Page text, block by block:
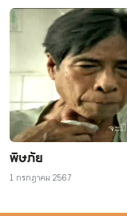
พิษภัย
1 กรกฎาคม 2567